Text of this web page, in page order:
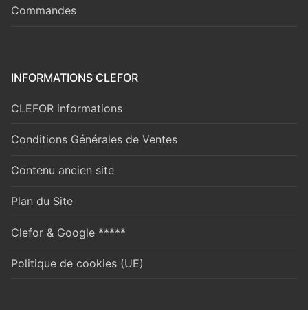
Commandes
INFORMATIONS CLEFOR
CLEFOR informations
Conditions Générales de Ventes
Contenu ancien site
Plan du Site
Clefor & Google *****
Politique de cookies (UE)